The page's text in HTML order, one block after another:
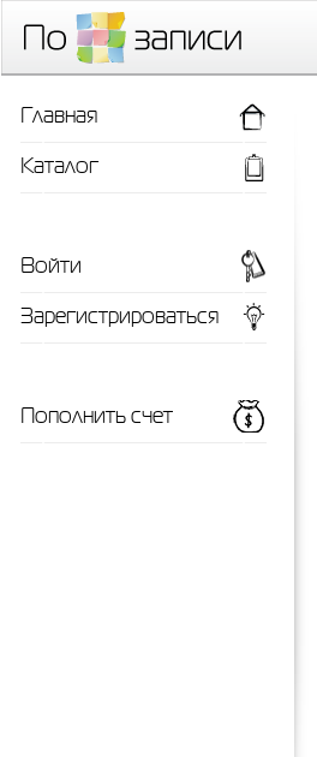
Главная
Каталог
Войти
Зарегистрироваться
Пополнить счет